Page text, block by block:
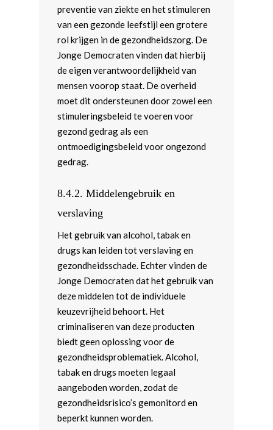
preventie van ziekte en het stimuleren
van een gezonde leefstijl een grotere
rol krijgen in de gezondheidszorg. De
Jonge Democraten vinden dat hierbij
de eigen verantwoordelijkheid van
mensen voorop staat. De overheid
moet dit ondersteunen door zowel een
stimuleringsbeleid te voeren voor
gezond gedrag als een
ontmoedigingsbeleid voor ongezond
gedrag.
8.4.2.Middelengebruik en
verslaving
Het gebruik van alcohol, tabak en
drugs kan leiden tot verslaving en
gezondheidsschade. Echter vinden de
Jonge Democraten dat het gebruik van
deze middelen tot de individuele
keuzevrijheid behoort. Het
criminaliseren van deze producten
biedt geen oplossing voor de
gezondheidsproblematiek. Alcohol,
tabak en drugs moeten legaal
aangeboden worden, zodat de
gezondheidsrisico’s gemonitord en
beperkt kunnen worden.